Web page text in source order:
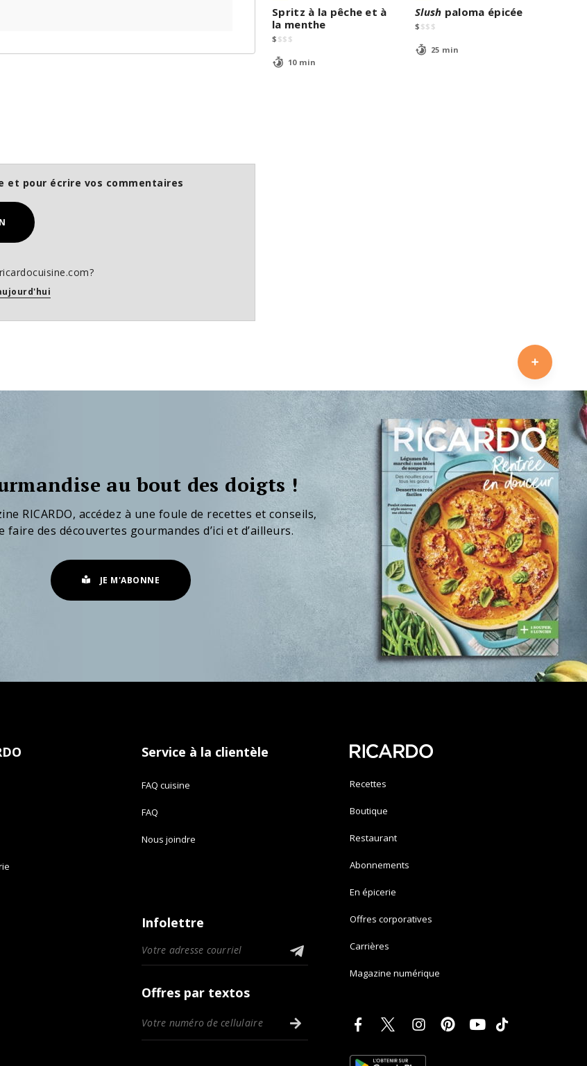
Spritz à la pêche et à
la menthe
$ $$ $
10 min
Slush paloma épicée
$ $$ $
25 min
et pour écrire vos commentaires
au bout des doigts !
RICARDO, accédez à une foule de recettes et conseils,
faire des découvertes gourmandes d’ici et d’ailleurs.
JE M'ABONNE
Service à la clientèle
FAQ cuisine
FAQ
Nous joindre
Infolettre
Offres par textos
Recettes
Boutique
Restaurant
Abonnements
En épicerie
Offres corporatives
Carrières
Magazine numérique